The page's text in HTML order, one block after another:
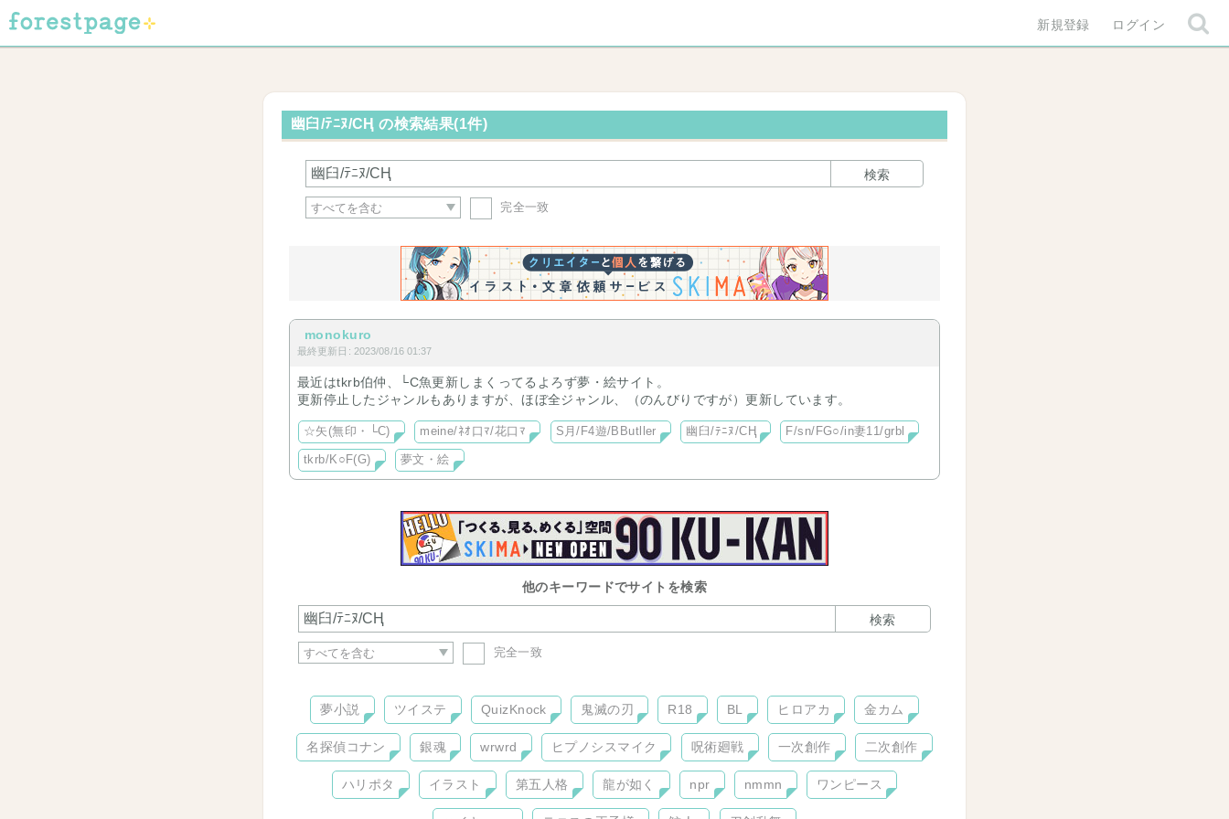
新規登録 ログイン
幽臼/ﾃﾆﾇ/CҢ の検索結果(1件)
検索
完全一致
monokuro
最終更新日: 2023/08/16 01:37
最近はtkrb伯仲、└C魚更新しまくってるよろず夢・絵サイト。
更新停止したジャンルもありますが、ほぼ全ジャンル、（のんびりですが）更新しています。
☆矢(無印・└C) meine/ﾈｵ口ﾏ/花口ﾏ S月/F4遊/BButller 幽臼/ﾃﾆﾇ/CҢ F/sn/FG○/in妻11/grbl
tkrb/K○F(G) 夢文・絵
他のキーワードでサイトを検索
検索
完全一致
夢小説 ツイステ QuizKnock 鬼滅の刃 R18 BL ヒロアカ 金カム
名探偵コナン 銀魂 wrwrd ヒプノシスマイク 呪術廻戦 一次創作 二次創作
ハリポタ イラスト 第五人格 龍が如く npr nmmn ワンピース